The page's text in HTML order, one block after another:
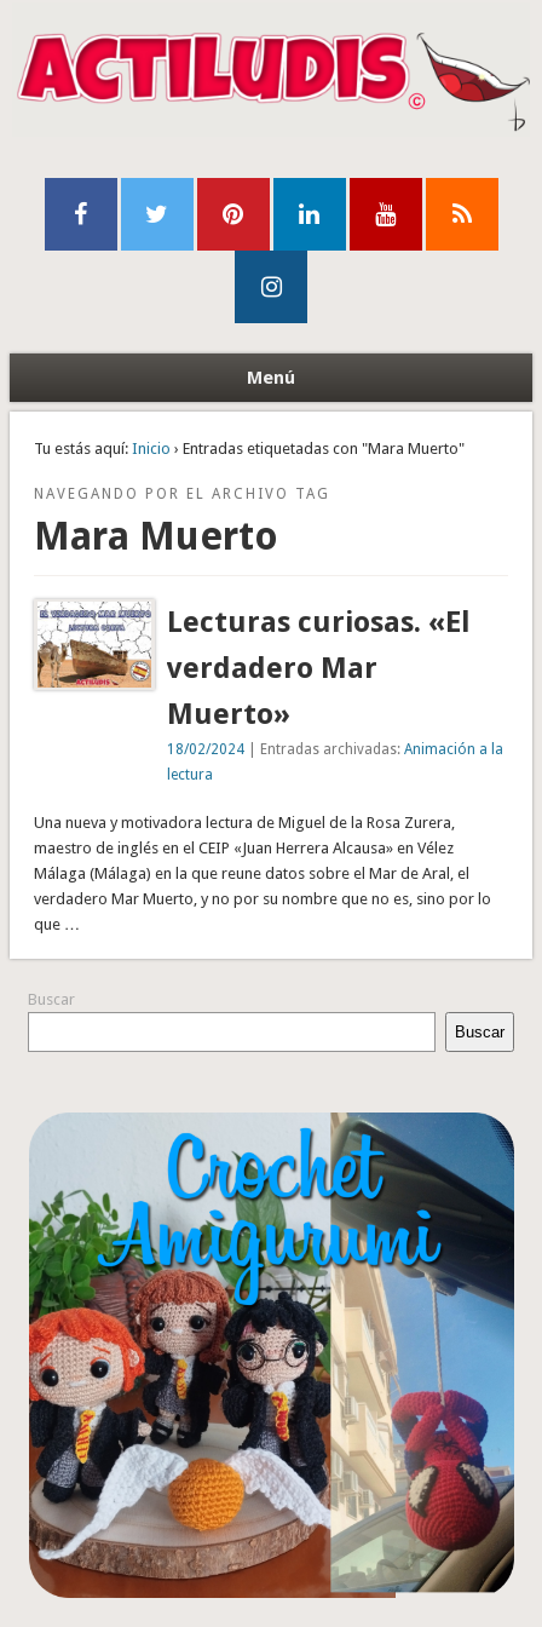
Menú
Tu estás aquí: Inicio › Entradas etiquetadas con "Mara Muerto"
NAVEGANDO POR EL ARCHIVO TAG
Mara Muerto
Lecturas curiosas. «El
verdadero Mar
Muerto»
18/02/2024 | Entradas archivadas:Animación a la
lectura
Una nueva y motivadora lectura de Miguel de la Rosa Zurera,
maestro de inglés en el CEIP «Juan Herrera Alcausa» en Vélez
Málaga (Málaga) en la que reune datos sobre el Mar de Aral, el
verdadero Mar Muerto, y no por su nombre que no es, sino por lo
que …
Buscar
Buscar